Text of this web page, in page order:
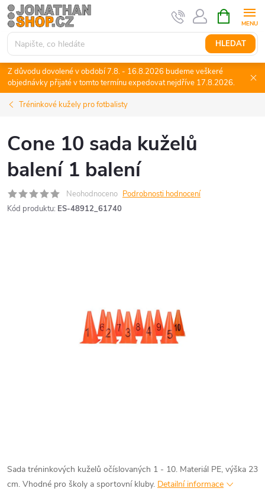
Přejít
na
obsah
HLEDAT
NÁKUPNÍ
KOŠÍK
Z důvodu dovolené v období 7.8. - 16.8.2026 budeme veškeré
objednávky přijaté v tomto termínu expedovat nejdříve 17.8.2026.
Tréninkové kužely pro fotbalisty
Cone 10 sada kuželů
balení 1 balení
Neohodnoceno Podrobnosti hodnocení
Kód produktu: ES-48912_61740
Sada tréninkových kuželů očíslovaných 1 - 10. Materiál PE, výška 23
cm. Vhodné pro školy a sportovní kluby. Detailní informace